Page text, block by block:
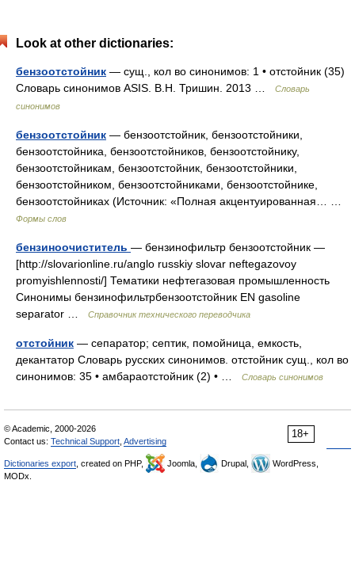
Look at other dictionaries:
бензоотстойник — сущ., кол во синонимов: 1 • отстойник (35)
Словарь синонимов ASIS. В.Н. Тришин. 2013 …
Словарь
синонимов
бензоотстойник — бензоотстойник, бензоотстойники,
бензоотстойника, бензоотстойников, бензоотстойнику,
бензоотстойникам, бензоотстойник, бензоотстойники,
бензоотстойником, бензоотстойниками, бензоотстойнике,
бензоотстойниках (Источник: «Полная акцентуированная… …
Формы слов
бензиноочиститель — бензинофильтр бензоотстойник —
[http://slovarionline.ru/anglo russkiy slovar neftegazovoy
promyishlennosti/] Тематики нефтегазовая промышленность
Синонимы бензинофильтрбензоотстойник EN gasoline
separator …
Справочник технического переводчика
отстойник — сепаратор; септик, помойница, емкость,
декантатор Словарь русских синонимов. отстойник сущ., кол во
синонимов: 35 • амбараотстойник (2) • …
Словарь синонимов
18+
© Academic, 2000-2026
Contact us: Technical Support Advertising
Dictionaries export , created on PHP, Joomla, Drupal,
WordPress,
MODx.